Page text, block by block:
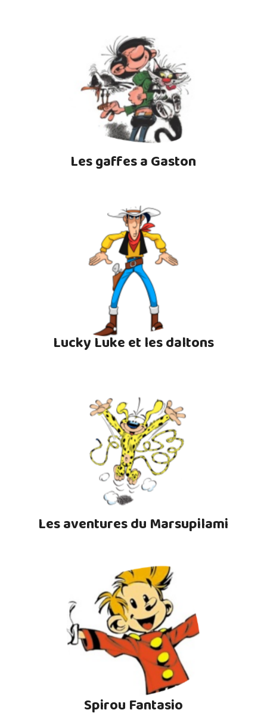
Les gaffes a Gaston
Lucky Luke et les daltons
Les aventures du Marsupilami
Spirou Fantasio